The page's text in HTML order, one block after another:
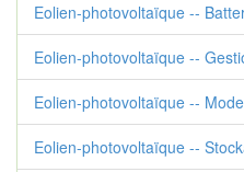
Eolien-photovoltaïque --
Eolien-photovoltaïque --
Eolien-photovoltaïque --
Eolien-photovoltaïque --